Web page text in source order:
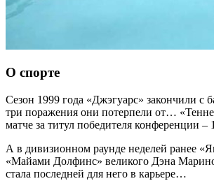
О спорте
Сезон 1999 года «Джэгуарс» закончили с
три поражения они потерпели от…
матче за титул победителя конференции –
А в дивизионном раунде неделей ранее
«Майами Долфинс» великого Дэна
стала последней для него в карьере…